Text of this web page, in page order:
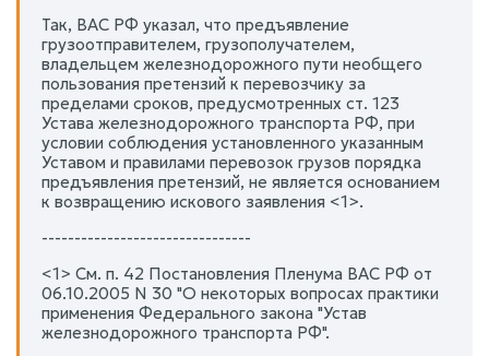
Так, ВАС РФ указал, что предъявление
грузоотправителем, грузополучателем,
владельцем железнодорожного пути необщего
пользования претензий к перевозчику за
пределами сроков, предусмотренных ст. 123
Устава железнодорожного транспорта РФ, при
условии соблюдения установленного указанным
Уставом и правилами перевозок грузов порядка
предъявления претензий, не является основанием
к возвращению искового заявления <1>.
--------------------------------
<1> См. п. 42 Постановления Пленума ВАС РФ от
06.10.2005 N 30 "О некоторых вопросах практики
применения Федерального закона "Устав
железнодорожного транспорта РФ".